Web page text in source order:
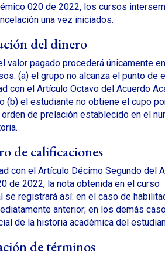
020 de 2022, los cursos
una vez iniciados.
del dinero
valor pagado procederá únicamente
(a) el grupo no alcanza el punto de
con el Artículo Octavo del Acuerdo
(b) el estudiante no obtiene el cupo
de prelación establecido en el
de calificaciones
con el Artículo Décimo Segundo del
de 2022, la nota obtenida en el curso
se registrará así: en el caso de
anterior; en los demás
de la historia académica del
de términos